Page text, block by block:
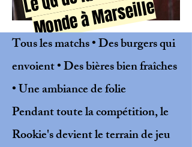
e
Tous les matchs • Des burgers qui
envoient • Des bières bien fraîches
• Une ambiance de folie
Pendant toute la compétition, le
Rookie's devient le terrain de jeu